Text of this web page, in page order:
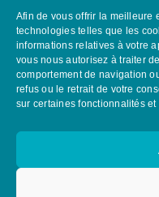
Afin de vous offrir la meilleure
technologies telles que les
informations relatives à votre
vous nous autorisez à traiter
comportement de navigation
refus ou le retrait de votre
sur certaines fonctionnalités et
+33 (0)7 72 25 48
SUIVEZ AZ GROUP
SOCIAUX